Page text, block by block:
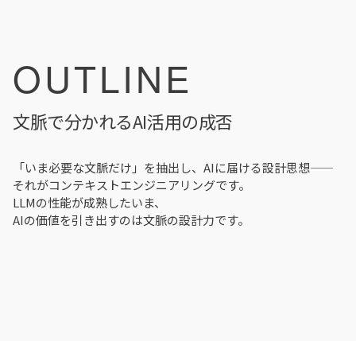
OUTLINE
文脈で分かれるAI活用の成否
「いま必要な文脈だけ」を抽出し、AIに届ける設計思想——
それがコンテキストエンジニアリングです。
LLMの性能が成熟したいま、
AIの価値を引き出すのは文脈の設計力です。